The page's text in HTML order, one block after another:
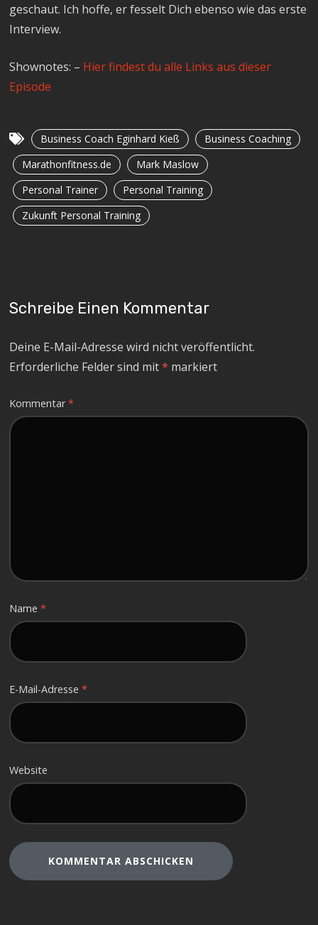
geschaut. Ich hoffe, er fesselt Dich ebenso wie das erste
Interview.
Shownotes: – Hier findest du alle Links aus dieser
Episode
Business Coach Eginhard Kieß
Business Coaching
Marathonfitness.de
Mark Maslow
Personal Trainer
Personal Training
Zukunft Personal Training
Schreibe Einen Kommentar
Deine E-Mail-Adresse wird nicht veröffentlicht.
Erforderliche Felder sind mit* markiert
Kommentar*
Name*
E-Mail-Adresse*
Website